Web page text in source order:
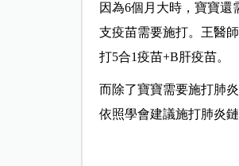
因為6個月大時，寶寶還
支疫苗需要施打。王醫
打5合1疫苗+B肝疫苗。
而除了寶寶需要施打肺
依照學會建議施打肺炎